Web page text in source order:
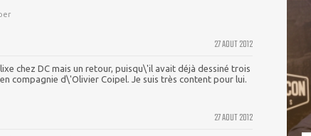
27 AOUT 2012
chez DC mais un retour, puisqu\'il avait déjà dessiné trois
compagnie d\'Olivier Coipel. Je suis très content pour lui.
27 AOUT 2012